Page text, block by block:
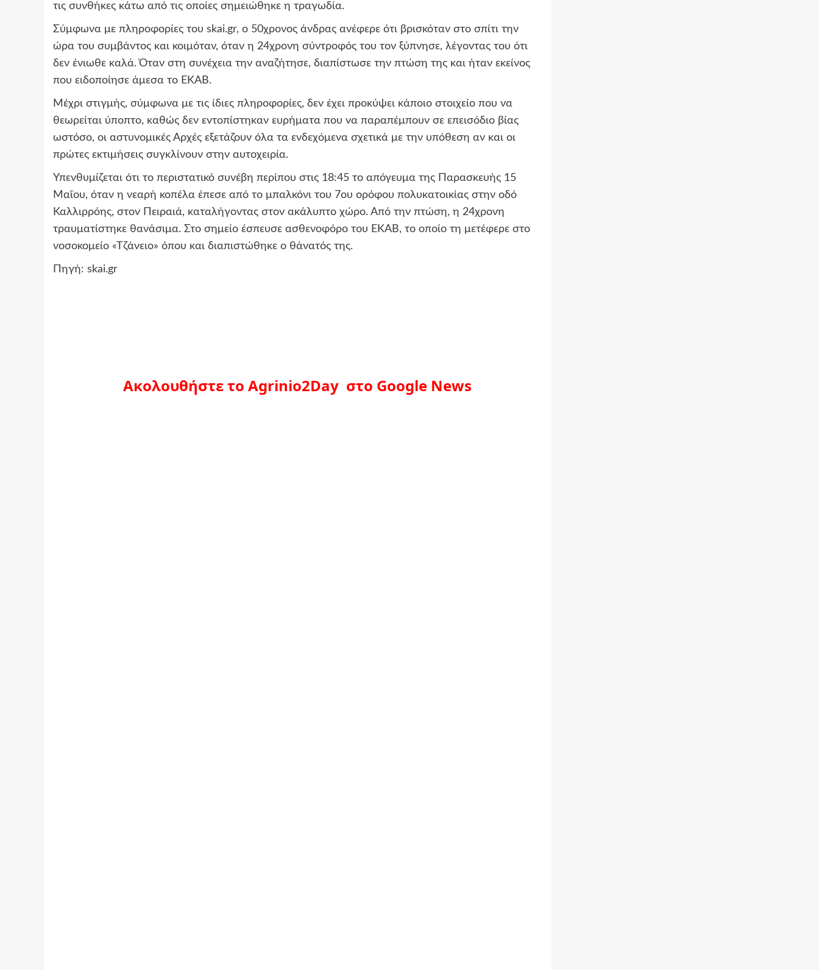
τις συνθήκες κάτω από τις οποίες σημειώθηκε η τραγωδία.
Σύμφωνα με πληροφορίες του skai.gr, ο 50χρονος άνδρας ανέφερε ότι βρισκόταν στο σπίτι την
ώρα του συμβάντος και κοιμόταν, όταν η 24χρονη σύντροφός του τον ξύπνησε, λέγοντας του ότι
δεν ένιωθε καλά. Όταν στη συνέχεια την αναζήτησε, διαπίστωσε την πτώση της και ήταν εκείνος
που ειδοποίησε άμεσα το ΕΚΑΒ.
Μέχρι στιγμής, σύμφωνα με τις ίδιες πληροφορίες, δεν έχει προκύψει κάποιο στοιχείο που να
θεωρείται ύποπτο, καθώς δεν εντοπίστηκαν ευρήματα που να παραπέμπουν σε επεισόδιο βίας
ωστόσο, οι αστυνομικές Αρχές εξετάζουν όλα τα ενδεχόμενα σχετικά με την υπόθεση αν και οι
πρώτες εκτιμήσεις συγκλίνουν στην αυτοχειρία.
Υπενθυμίζεται ότι το περιστατικό συνέβη περίπου στις 18:45 το απόγευμα της Παρασκευής 15
Μαΐου, όταν η νεαρή κοπέλα έπεσε από το μπαλκόνι του 7ου ορόφου πολυκατοικίας στην οδό
Καλλιρρόης, στον Πειραιά, καταλήγοντας στον ακάλυπτο χώρο. Από την πτώση, η 24χρονη
τραυματίστηκε θανάσιμα. Στο σημείο έσπευσε ασθενοφόρο του ΕΚΑΒ, το οποίο τη μετέφερε στο
νοσοκομείο «Τζάνειο» όπου και διαπιστώθηκε ο θάνατός της.
Πηγή: skai.gr
Ακολουθήστε το Agrinio2Day στο Google News